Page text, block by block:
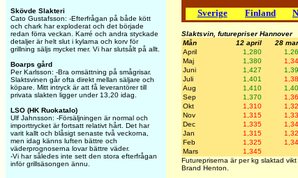
Skövde Slakteri
Cato Gustafsson: -Efterfrågan på både kött
och chark har exploderat och det började
redan förra veckan. Karré och andra styckade
detaljer är helt slut i kylarna och korv för
grillning säljs mycket mer. Vi har slutsålt på allt.
Boarps gård
Per Karlsson: -Bra omsättning på smågrisar.
Slaktsvinen går ofta direkt mellan säljare och
köpare. Mitt intryck är att få leverantörer till
privata slakten ligger under 13,20 idag.
LSO (HK Ruokatalo)
Ulf Jahnsson: -Försäljningen är normal och
importtrycket är fortsatt relativt hårt. Det har
varit kallt och blåsigt senaste två veckorna,
men idag känns luften bättre och
väderprognoserna lovar bättre väder.
-Vi har således inte sett den stora efterfrågan
inför grillsäsongen ännu.
Sverige Finland
Slaktsvin, futurepriser Hannover
Mån
12 april 28
April
1,280
Maj
1,380
Juni
1,427
Juli
1,401
Aug
1,410
Sep
1,370
Okt
1,310
Nov
1,315
Dec
1,335
Jan
1,315
Feb
1,325
Mars
1,345
Futurepriserna är per kg slaktad
Brand Henton.